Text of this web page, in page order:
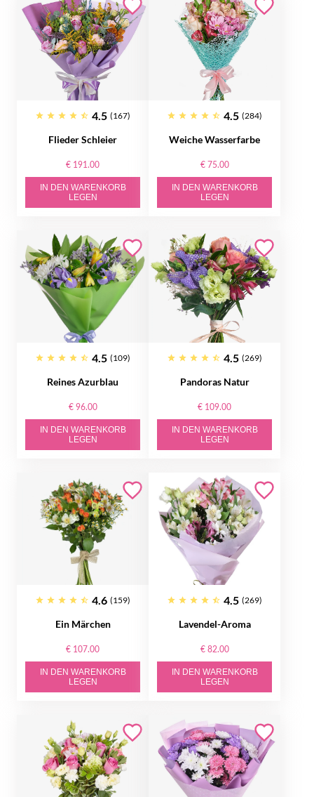
4.5 (167)
Flieder Schleier
€ 191.00
IN DEN WARENKORB
LEGEN
4.5 (284)
Weiche Wasserfarbe
€ 75.00
IN DEN WARENKORB
LEGEN
4.5 (109)
Reines Azurblau
€ 96.00
IN DEN WARENKORB
LEGEN
4.5 (269)
Pandoras Natur
€ 109.00
IN DEN WARENKORB
LEGEN
4.6 (159)
Ein Märchen
€ 107.00
IN DEN WARENKORB
LEGEN
4.5 (269)
Lavendel-Aroma
€ 82.00
IN DEN WARENKORB
LEGEN